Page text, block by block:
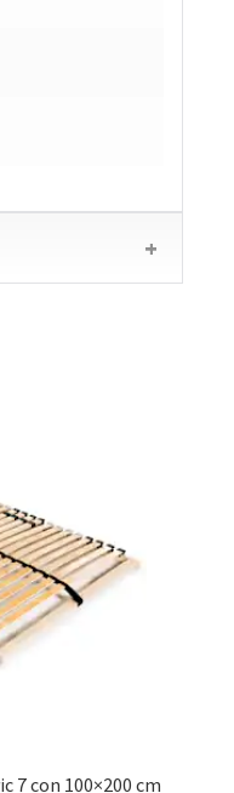
7 con 100×200 cm